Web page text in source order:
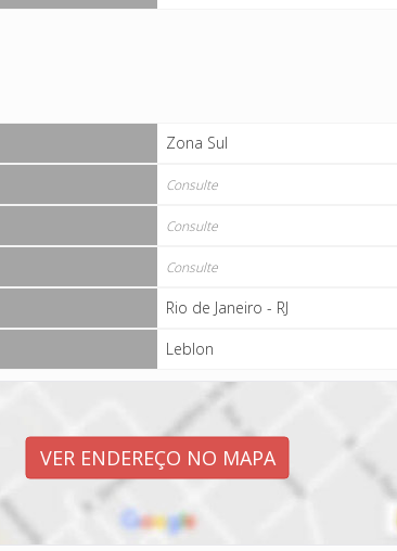
Zona Sul
Consulte
Consulte
Consulte
Rio de Janeiro - RJ
Leblon
VER ENDEREÇO NO MAPA